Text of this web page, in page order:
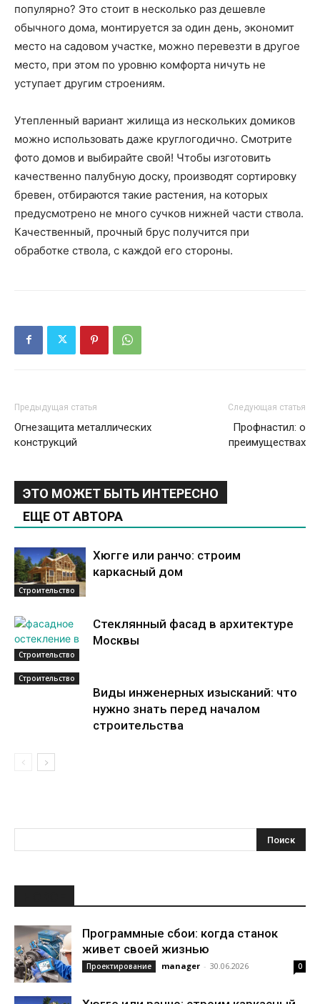
популярно? Это стоит в несколько раз дешевле
обычного дома, монтируется за один день, экономит
место на садовом участке, можно перевезти в другое
место, при этом по уровню комфорта ничуть не
уступает другим строениям.
Утепленный вариант жилища из нескольких домиков
можно использовать даже круглогодично. Смотрите
фото домов и выбирайте свой! Чтобы изготовить
качественно палубную доску, производят сортировку
бревен, отбираются такие растения, на которых
предусмотрено не много сучков нижней части ствола.
Качественный, прочный брус получится при
обработке ствола, с каждой его стороны.
Предыдущая статья
Огнезащита металлических
конструкций
Следующая статья
Профнастил: о
преимуществах
ЭТО МОЖЕТ БЫТЬ ИНТЕРЕСНО
ЕЩЕ ОТ АВТОРА
Строительство
Хюгге или ранчо: строим
каркасный дом
Строительство
Стеклянный фасад в архитектуре
Москвы
Строительство
Виды инженерных изысканий: что
нужно знать перед началом
строительства
Программные сбои: когда станок
живет своей жизнью
Проектирование manager - 30.06.2026 0